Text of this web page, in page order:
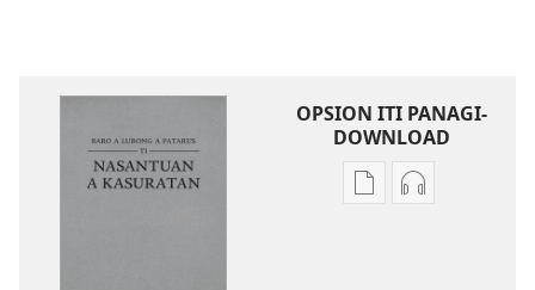
OPSION ITI PANAGI-
DOWNLOAD
Dagiti Dagiti